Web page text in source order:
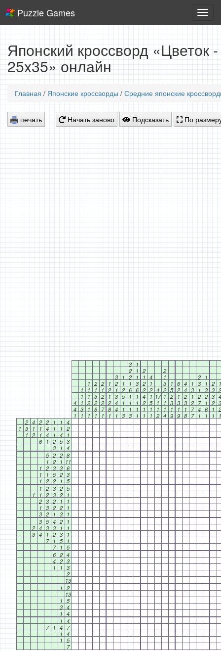
игры
Puzzle Games
Японский кроссворд «Цветок -
25x35» онлайн
Главная / Японские кроссворды / Средние японские
печать Начать заново Подсказать По
3
1
2
1 2
2
3
1 2 1 1 4 1 2
1
1 2 2 1 2 1 1 3 2 1 3 1 6 4 1 3 1 2
1
1
1 1 1 2 1 2 6 6 2 2 4 2 5 2 4 3 1 3 3 2
1
1 3 2 1 3 5 1 1 4 1 17 1 2 1 2 1 2 2 3 4
4
1 2 2 2 2 4 1 1 1 2 5 1 1 3 3 3 2 7 1 2 3
4 3 1 6 7 8 4 1 1 1 1 1 1 1 1 1 1 7 4 6 1 2
1
1 1 1 1 1 1 3 3 1 1 1 2 4 9 9 8 7 1 1 1
1
2 4 2 2 1 1 4
1 3 1 1 4 1 1 2
1 2 1 4 1 4
1
6
1 2 5 3
3
1 4
5 2 2 8
1 2 1 11
1 2 3 3 6
1
1 5 2 3
1 2 2 1 5
1 2 3 2 5
1
1 2 3 2
1
2 3 2 1
1
1 3 2 2
1
3 2 1 3
1
3 5 4 2
1
2 4 3 3 1
1
3 4 1 2 3
1
7
1 5
1
7
1 5
6 2 4
4 2 3
1
1 3
2
13
1 2
13
1 5
3 4
1 4
1 4
7
1 4 7
1 4
1 5
7